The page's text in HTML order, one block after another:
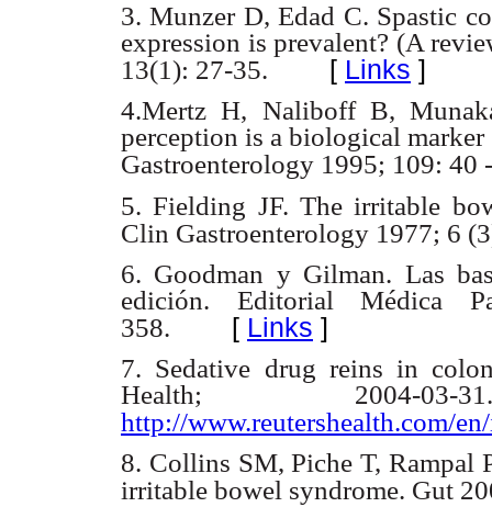
3. Munzer D, Edad C. Spastic
expression is prevalent? (A
13(1): 27-35. [ Links ]
4.Mertz H, Naliboff B,
perception is a biological
Gastroenterology 1995; 109: 40
5. Fielding JF. The irritable
Clin Gastroenterology 1977; 6
6. Goodman y Gilman. Las
edición. Editorial Médica
358. [ Links ]
7. Sedative drug reins in
Health; 2004-
http://www.reutershealth.com/
8. Collins SM, Piche T, Rampal
irritable bowel syndrome. Gut